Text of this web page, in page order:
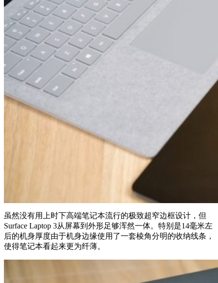
虽然没有用上时下高端笔记本流行的极致超窄边框设计，但
Surface Laptop 3从屏幕到外形足够浑然一体。特别是14毫米左
后的机身厚度由于机身边缘使用了一套棱角分明的收纳线条，
使得笔记本看起来更为纤薄。